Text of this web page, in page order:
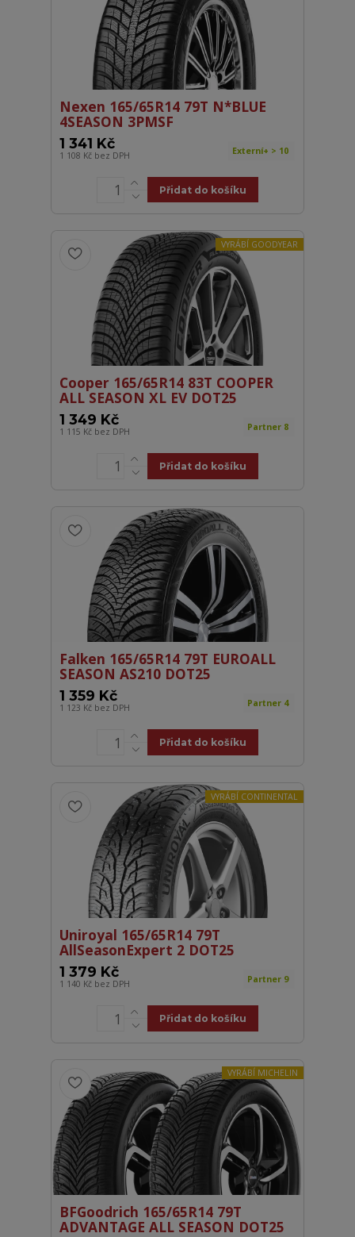
Nexen 165/65R14 79T N*BLUE
4SEASON 3PMSF
1 341 Kč
1 108 Kč bez DPH Externí+ > 10
Přidat do košíku
VYRÁBÍ GOODYEAR
Cooper 165/65R14 83T COOPER
ALL SEASON XL EV DOT25
1 349 Kč
1 115 Kč bez DPH Partner 8
Přidat do košíku
Falken 165/65R14 79T EUROALL
SEASON AS210 DOT25
1 359 Kč
1 123 Kč bez DPH Partner 4
Přidat do košíku
VYRÁBÍ CONTINENTAL
Uniroyal 165/65R14 79T
AllSeasonExpert 2 DOT25
1 379 Kč
1 140 Kč bez DPH Partner 9
Přidat do košíku
VYRÁBÍ MICHELIN
BFGoodrich 165/65R14 79T
ADVANTAGE ALL SEASON DOT25